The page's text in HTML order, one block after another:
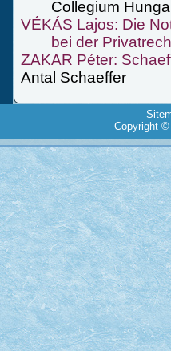
Collegium
VÉKÁS Lajos: Die
bei der
ZAKAR Péter:
Antal Schaeffer
Copyright ©